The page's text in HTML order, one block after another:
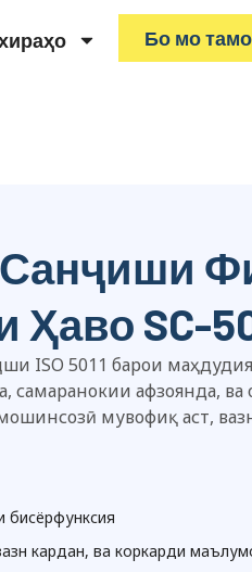
Бо мо
SC-
ISO 5011 барои
самаранокии афзоянда,
мувофиқ аст,
бисёрфунксия
кардан, ва коркарди